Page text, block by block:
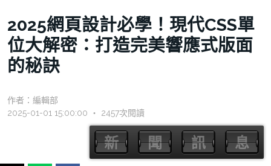
2025網頁設計必學！現代CSS單
位大解密：打造完美響應式版面
的秘訣
作者： 編輯部
2025-01-01 15:00:00 ‧ 2457次閱讀
新
新
聞
聞
訊
訊
息
息